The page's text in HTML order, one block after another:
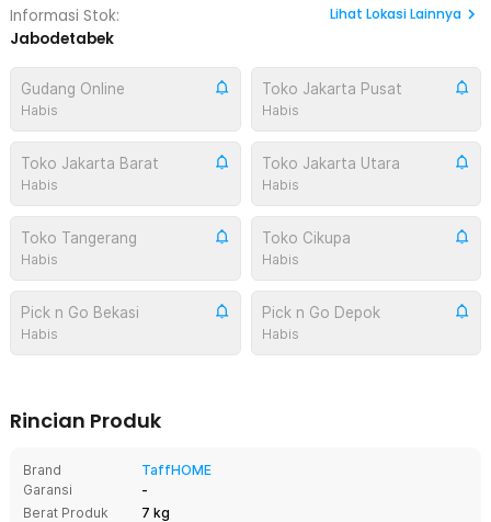
Informasi Stok:
Jabodetabek
Lihat Lokasi Lainnya
Gudang Online
Habis
Toko Jakarta Pusat
Habis
Toko Jakarta Barat
Habis
Toko Jakarta Utara
Habis
Toko Tangerang
Habis
Toko Cikupa
Habis
Pick n Go Bekasi
Habis
Pick n Go Depok
Habis
Rincian Produk
Brand
TaffHOME
Garansi
-
Berat Produk
7 kg